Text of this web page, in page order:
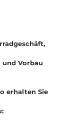
Vorbau
erhalten Sie